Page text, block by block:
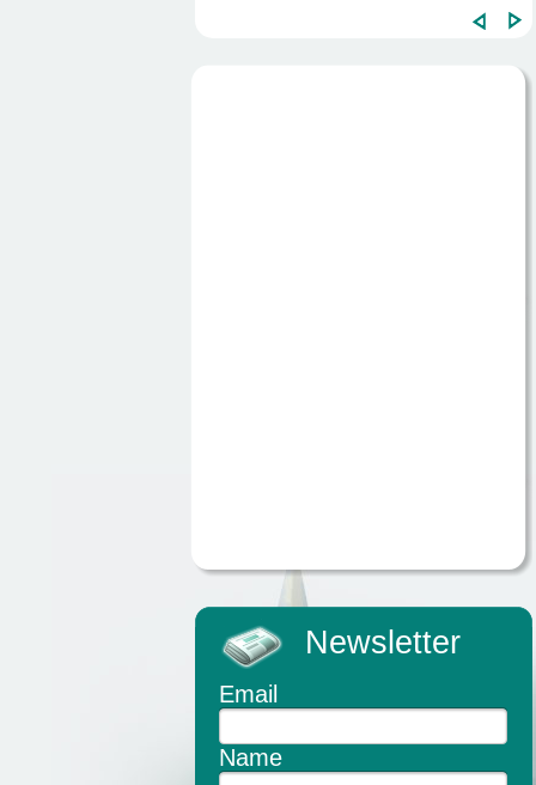
Newsletter
Email
Name